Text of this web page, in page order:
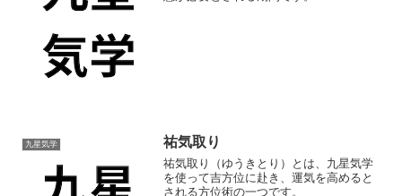
九星気学 祐気取り
祐気取り（ゆうきとり）とは、九星気学
を使って吉方位に赴き、運気を高めると
される方位術の一つです。